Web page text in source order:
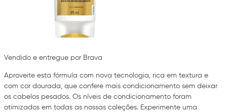
Vendido e entregue por Brava
Aproveite esta fórmula com nova tecnologia, rica em textura e
com cor dourada, que confere mais condicionamento sem deixar
os cabelos pesados. Os níveis de condicionamento foram
otimizados em todas as nossas coleções. Experimente uma